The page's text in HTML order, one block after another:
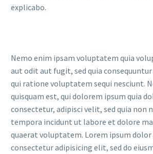
explicabo.
Nemo enim ipsam voluptatem quia
aut odit aut fugit, sed quia
qui ratione voluptatem sequi nesciunt.
quisquam est, qui dolorem ipsum quia
consectetur, adipisci velit, sed quia non
tempora incidunt ut labore et dolore
quaerat voluptatem. Lorem ipsum
consectetur adipisicing elit, sed do